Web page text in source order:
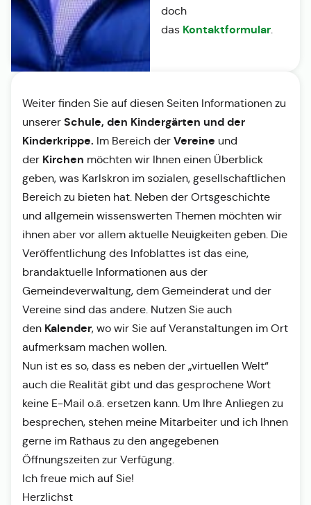
doch
das Kontaktformular.
Weiter finden Sie auf diesen Seiten Informationen zu
unserer Schule, den Kindergärten und der
Kinderkrippe. Im Bereich der Vereine und
der Kirchen möchten wir Ihnen einen Überblick
geben, was Karlskron im sozialen, gesellschaftlichen
Bereich zu bieten hat. Neben der Ortsgeschichte
und allgemein wissenswerten Themen möchten wir
ihnen aber vor allem aktuelle Neuigkeiten geben. Die
Veröffentlichung des Infoblattes ist das eine,
brandaktuelle Informationen aus der
Gemeindeverwaltung, dem Gemeinderat und der
Vereine sind das andere. Nutzen Sie auch
den Kalender, wo wir Sie auf Veranstaltungen im Ort
aufmerksam machen wollen.
Nun ist es so, dass es neben der „virtuellen Welt“
auch die Realität gibt und das gesprochene Wort
keine E-Mail o.ä. ersetzen kann. Um Ihre Anliegen zu
besprechen, stehen meine Mitarbeiter und ich Ihnen
gerne im Rathaus zu den angegebenen
Öffnungszeiten zur Verfügung.
Ich freue mich auf Sie!
Herzlichst